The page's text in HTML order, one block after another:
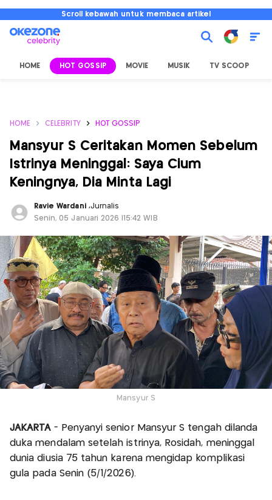
Scroll kebawah untuk membaca artikel
HOME HOT GOSSIP MOVIE MUSIK TV SCOOP
HOME CELEBRITY HOT GOSSIP
Mansyur S Ceritakan Momen Sebelum
Istrinya Meninggal: Saya Cium
Keningnya, Dia Minta Lagi
Ravie Wardani ,Jurnalis
Senin, 05 Januari 2026 |15:42 WIB
Mansyur S
JAKARTA- Penyanyi senior Mansyur S tengah dilanda
duka mendalam setelah istrinya, Rosidah, meninggal
dunia diusia 75 tahun karena mengidap komplikasi
gula pada Senin (5/1/2026).